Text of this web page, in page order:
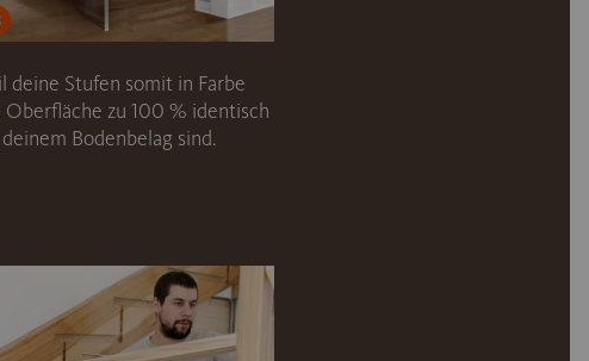
deine Stufen somit in Farbe
Oberfläche zu 100 % identisch
Bodenbelag sind.